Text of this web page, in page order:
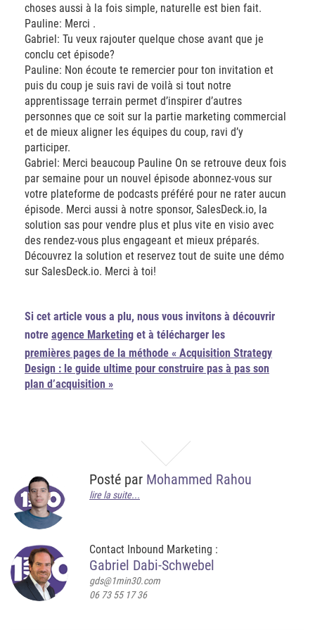
choses aussi à la fois simple, naturelle est bien fait.
Pauline: Merci .
Gabriel: Tu veux rajouter quelque chose avant que je
conclu cet épisode?
Pauline: Non écoute te remercier pour ton invitation et
puis du coup je suis ravi de voilà si tout notre
apprentissage terrain permet d’inspirer d’autres
personnes que ce soit sur la partie marketing commercial
et de mieux aligner les équipes du coup, ravi d’y
participer.
Gabriel: Merci beaucoup Pauline On se retrouve deux fois
par semaine pour un nouvel épisode abonnez-vous sur
votre plateforme de podcasts préféré pour ne rater aucun
épisode. Merci aussi à notre sponsor, SalesDeck.io, la
solution sas pour vendre plus et plus vite en visio avec
des rendez-vous plus engageant et mieux préparés.
Découvrez la solution et reservez tout de suite une démo
sur SalesDeck.io. Merci à toi!
Si cet article vous a plu, nous vous invitons à découvrir
notre agence Marketing et à télécharger les
premières pages de la méthode « Acquisition Strategy
Design : le guide ultime pour construire pas à pas son
plan d’acquisition »
Posté par Mohammed Rahou
lire la suite...
Contact Inbound Marketing :
Gabriel Dabi-Schwebel
gds@1min30.com
06 73 55 17 36